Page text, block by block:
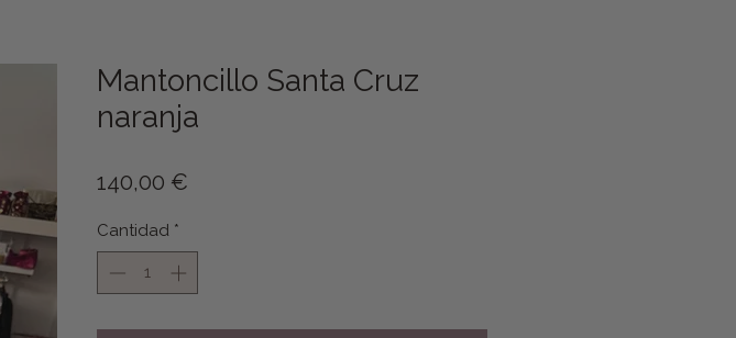
Mantoncillo Santa Cruz
naranja
140,00 €
Cantidad *